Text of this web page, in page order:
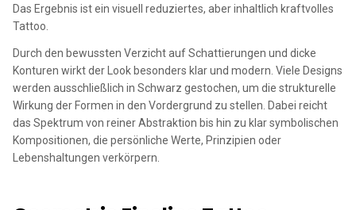
Das Ergebnis ist ein visuell reduziertes, aber inhaltlich kraftvolles
Tattoo.
Durch den bewussten Verzicht auf Schattierungen und dicke
Konturen wirkt der Look besonders klar und modern. Viele Designs
werden ausschließlich in Schwarz gestochen, um die strukturelle
Wirkung der Formen in den Vordergrund zu stellen. Dabei reicht
das Spektrum von reiner Abstraktion bis hin zu klar symbolischen
Kompositionen, die persönliche Werte, Prinzipien oder
Lebenshaltungen verkörpern.